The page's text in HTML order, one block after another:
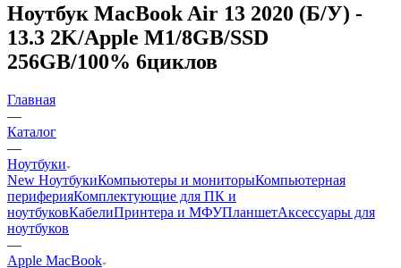
Ноутбук MacBook Air 13 2020 (Б/У) -
13.3 2K/Apple M1/8GB/SSD
256GB/100% 6циклов
Главная
—
Каталог
—
Ноутбуки
New НоутбукиКомпьютеры и мониторыКомпьютерная
периферияКомплектующие для ПК и
ноутбуковКабелиПринтера и МФУПланшетАксессуары для
ноутбуков
—
Apple MacBook